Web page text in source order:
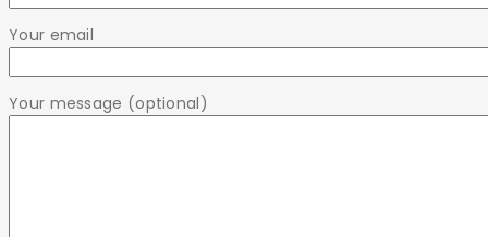
Your email
Your message (optional)